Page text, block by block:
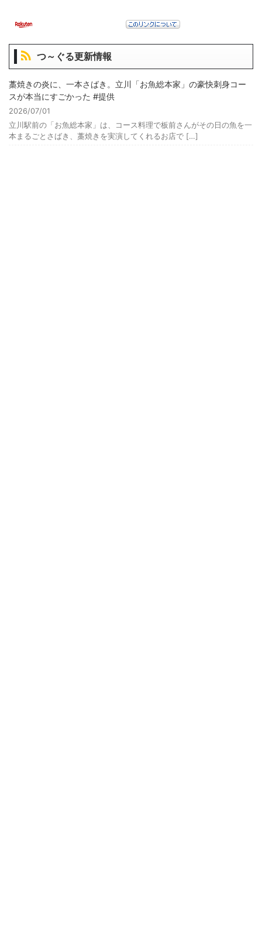
つ～ぐる更新情報
藁焼きの炎に、一本さばき。立川「お魚総本家」の豪快刺身コー
スが本当にすごかった #提供
2026/07/01
立川駅前の「お魚総本家」は、コース料理で板前さんがその日の魚を一
本まるごとさばき、藁焼きを実演してくれるお店で […]